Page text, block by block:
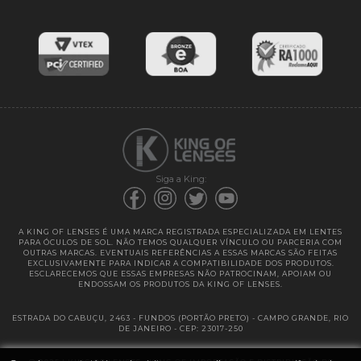
Entregas
Siga a King:
A KING OF LENSES É UMA MARCA REGISTRADA ESPECIALIZADA EM LENTES
PARA ÓCULOS DE SOL. NÃO TEMOS QUALQUER VÍNCULO OU PARCERIA COM
OUTRAS MARCAS. EVENTUAIS REFERÊNCIAS A ESSAS MARCAS SÃO FEITAS
EXCLUSIVAMENTE PARA INDICAR A COMPATIBILIDADE DOS PRODUTOS.
ESCLARECEMOS QUE ESSAS EMPRESAS NÃO PATROCINAM, APOIAM OU
ENDOSSAM OS PRODUTOS DA KING OF LENSES.
ESTRADA DO CABUÇU, 2463 - FUNDOS (PORTÃO PRETO) - CAMPO GRANDE, RIO
DE JANEIRO - CEP: 23017-250